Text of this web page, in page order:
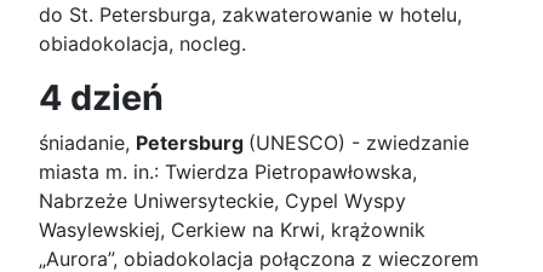
do St. Petersburga, zakwaterowanie w hotelu,
obiadokolacja, nocleg.
4 dzień
śniadanie, Petersburg (UNESCO) - zwiedzanie
miasta m. in.: Twierdza Pietropawłowska,
Nabrzeże Uniwersyteckie, Cypel Wyspy
Wasylewskiej, Cerkiew na Krwi, krążownik
„Aurora”, obiadokolacja połączona z wieczorem